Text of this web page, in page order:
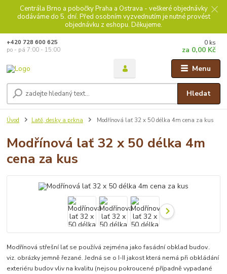
Centrála Brno a pobočky Praha a Ostrava - veškeré objednávky
dodáváme do 5. dní. Před osobním vyzvednutím je nutné provést
objednávku z eshopu. Děkujeme.
Menu
Hledat
+420 728 600 625
po - pá 7:00 - 15:00
0 ks
za 0,00 Kč
Úvod Latě, desky a prkna Modřínová lať 32 x 50 délka 4m cena za kus
Modřínová lať 32 x 50 délka 4m
cena za kus
Modřínová střešní lať se používá zejména jako fasádní obklad budov..
viz. obrázky jemně řezané. Jedná se o I-II jakost která nemá při obkládání
exteriéru budov vliv na kvalitu (nejsou pokroucené případně vypadané